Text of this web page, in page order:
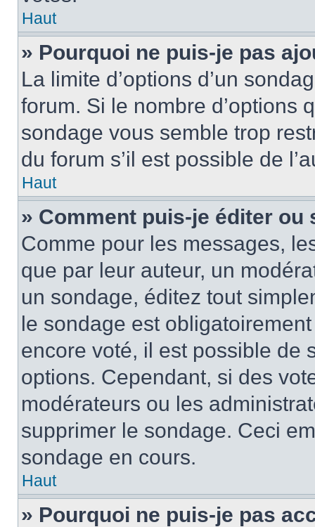
Haut
» Pourquoi ne puis-je pas
La limite d’options d’un
forum. Si le nombre d’options
sondage vous semble trop
du forum s’il est possible de
Haut
» Comment puis-je éditer ou
Comme pour les messages,
que par leur auteur, un
un sondage, éditez tout
le sondage est
encore voté, il est possible de
options. Cependant, si des
modérateurs ou les
supprimer le sondage. Ceci
sondage en cours.
Haut
» Pourquoi ne puis-je pas